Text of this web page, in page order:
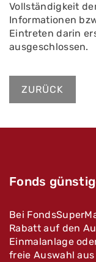
Vollständigkeit
Informationen
Eintreten darin
ausgeschlossen.
ZURÜCK
Fonds
Bei
Rabatt auf den
Einmalanlage
freie Auswahl